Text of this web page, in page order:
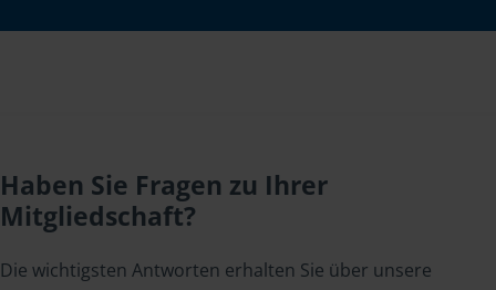
Haben Sie Fragen zu Ihrer
Mitgliedschaft?
Die wichtigsten Antworten erhalten Sie über unsere